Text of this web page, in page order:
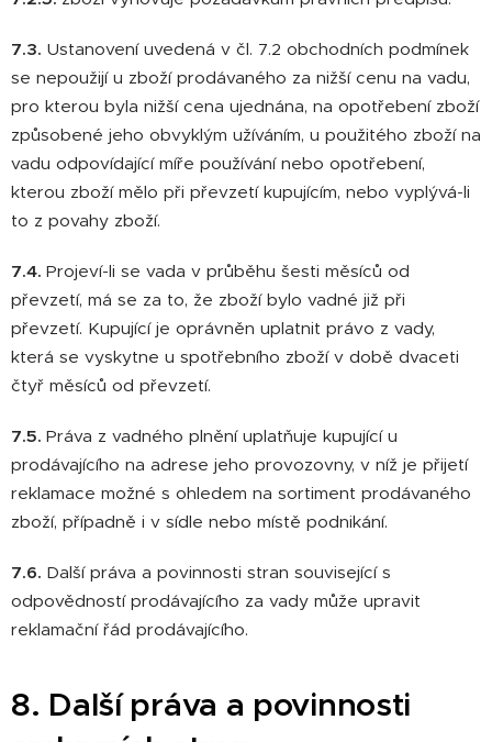
7.3. Ustanovení uvedená v čl. 7.2 obchodních podmínek
se nepoužijí u zboží prodávaného za nižší cenu na vadu,
pro kterou byla nižší cena ujednána, na opotřebení zboží
způsobené jeho obvyklým užíváním, u použitého zboží na
vadu odpovídající míře používání nebo opotřebení,
kterou zboží mělo při převzetí kupujícím, nebo vyplývá-li
to z povahy zboží.
7.4. Projeví-li se vada v průběhu šesti měsíců od
převzetí, má se za to, že zboží bylo vadné již při
převzetí. Kupující je oprávněn uplatnit právo z vady,
která se vyskytne u spotřebního zboží v době dvaceti
čtyř měsíců od převzetí.
7.5. Práva z vadného plnění uplatňuje kupující u
prodávajícího na adrese jeho provozovny, v níž je přijetí
reklamace možné s ohledem na sortiment prodávaného
zboží, případně i v sídle nebo místě podnikání.
7.6. Další práva a povinnosti stran související s
odpovědností prodávajícího za vady může upravit
reklamační řád prodávajícího.
8. Další práva a povinnosti